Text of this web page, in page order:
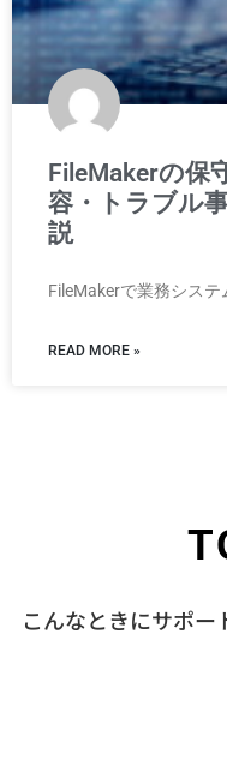
FileMakerの保
容・トラブル
説
FileMakerで業務シス
READ MORE »
こんなときにサポー